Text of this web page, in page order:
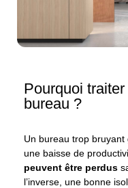
Pourquoi traiter
bureau ?
Un bureau trop
une baisse de
peuvent être perdus
l’inverse, une bonne